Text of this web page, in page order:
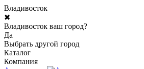
Владивосток
✖
Владивосток ваш город?
Да
Выбрать другой город
Каталог
Компания